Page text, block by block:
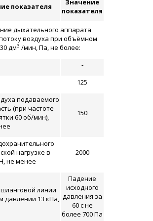
показателя
показателя
дыхательного аппарата
воздуха при объёмном
дм3 /мин, Па, не более:
-
125
подаваемого
(при частоте
60 об/мин),
150
нагрузке в
не менее
2000
линии
давлении 13 кПа,
Падение
исходного
давления за
60 с не
более 700 Па